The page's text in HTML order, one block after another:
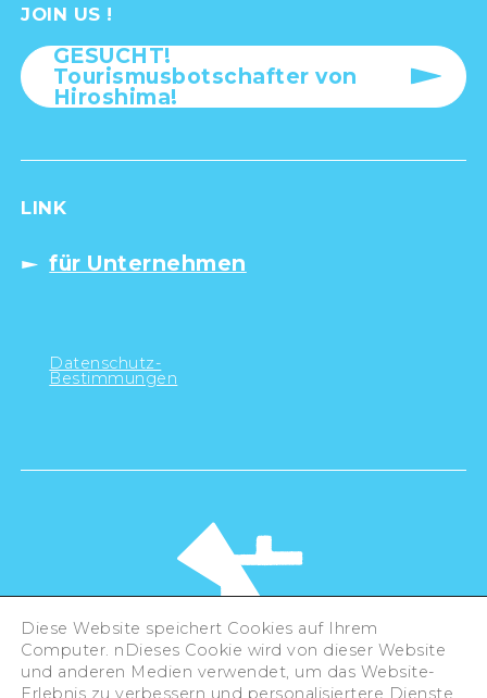
JOIN US !
GESUCHT!
Tourismusbotschafter von
Hiroshima!
LINK
für Unternehmen
Datenschutz-
Bestimmungen
Diese Website speichert Cookies auf Ihrem
Computer. nDieses Cookie wird von dieser Website
und anderen Medien verwendet, um das Website-
Erlebnis zu verbessern und personalisiertere Dienste